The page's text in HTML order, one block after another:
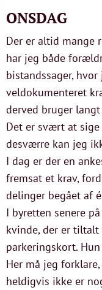
ONSDAG
Der er altid mange
har jeg både
bistandssager,
veldokumenteret
derved bruger
Det er svært at
desværre kan jeg
I dag er der en
fremsat et krav,
delinger begået af
I byretten senere
kvinde, der er
parkeringskort.
Her må jeg
heldigvis ikke er